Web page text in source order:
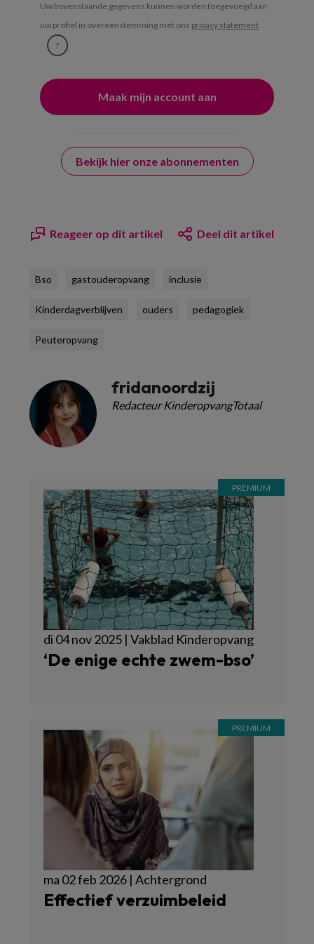
Uw bovenstaande gegevens kunnen worden toegevoegd aan
uw profiel in overeenstemming met ons privacy statement.
?
Bekijk hier onze abonnementen
Reageer op dit artikel Deel dit artikel
Bso gastouderopvang inclusie
Kinderdagverblijven ouders pedagogiek
Peuteropvang
fridanoordzij
Redacteur KinderopvangTotaal
di 04 nov 2025 | Vakblad Kinderopvang
‘De enige echte zwem-bso’
ma 02 feb 2026 | Achtergrond
Effectief verzuimbeleid